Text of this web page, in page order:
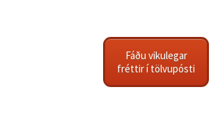
Fáðu vikulegar
fréttir í tölvupósti